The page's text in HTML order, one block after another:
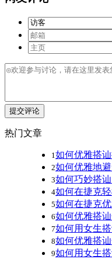
提交评论
热门文章
1 如何优雅搭
2如何优雅地
3如何巧妙搭
4如何在捷克
5如何在捷克
6如何优雅搭
7如何用女生
8如何优雅搭
9如何用女生